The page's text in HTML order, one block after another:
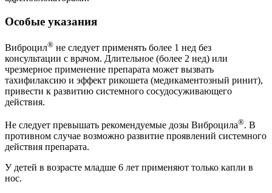
Особые указания
Виброцил® не следует применять более 1 нед без
консультации с врачом. Длительное (более 2 нед) или
чрезмерное применение препарата может вызвать
тахифилаксию и эффект рикошета (медикаментозный ринит),
привести к развитию системного сосудосуживающего
действия.
Не следует превышать рекомендуемые дозы Виброцила®. В
противном случае возможно развитие проявлений системного
действия препарата.
У детей в возрасте младше 6 лет применяют только капли в
нос.